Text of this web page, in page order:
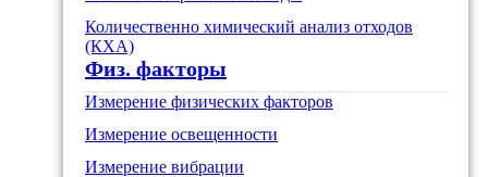
Количественно химический анализ отходов
(КХА)
Физ. факторы
Измерение физических факторов
Измерение освещенности
Измерение вибрации